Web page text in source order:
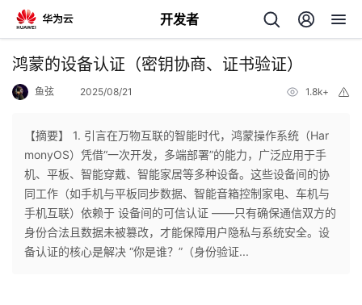
开发者
返
个
人
我
鸿蒙的设备认证（密钥协商、证书验证）
鱼弦 2025/08/21 1.8k+
【摘要】 ​​1. 引言​​在万物互联的智能时代，鸿蒙操作系统（Har
monyOS）凭借“一次开发，多端部署”的能力，广泛应用于手
机、平板、智能穿戴、智能家居等多种设备。这些设备间的协
同工作（如手机与平板同步数据、智能音箱控制家电、车机与
手机互联）依赖于 ​​设备间的可信认证​​ ——只有确保通信双方的
身份合法且数据未被篡改，才能保障用户隐私与系统安全。设
备认证的核心是解决 ​​“你是谁？”（身份验证...